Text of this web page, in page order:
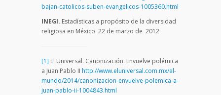
bajan-catolicos-suben-evangelicos-1005360.html
INEGI. Estadísticas a propósito de la diversidad
religiosa en México. 22 de marzo de 2012
[1] El Universal. Canonización. Envuelve polémica
a Juan Pablo II http://www.eluniversal.com.mx/el-
mundo/2014/canonizacion-envuelve-polemica-a-
juan-pablo-ii-1004843.html